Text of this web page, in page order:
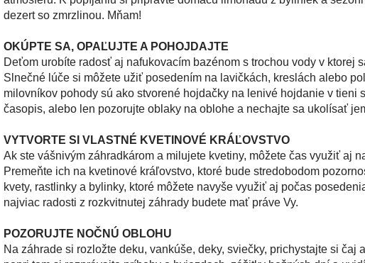
dezert so zmrzlinou. Mňam!
OKÚPTE SA, OPAĽUJTE A POHOJDAJTE
Deťom urobíte radosť aj nafukovacím bazénom s trochou vody v ktorej
Slnečné lúče si môžete užiť posedením na lavičkách, kreslách alebo
milovníkov pohody sú ako stvorené hojdačky na lenivé hojdanie v tieni
časopis, alebo len pozorujte oblaky na oblohe a nechajte sa ukolísať
VYTVORTE SI VLASTNÉ KVETINOVÉ KRÁĽOVSTVO
Ak ste vášnivým záhradkárom a milujete kvetiny, môžete čas využiť aj
Premeňte ich na kvetinové kráľovstvo, ktoré bude stredobodom
kvety, rastlinky a bylinky, ktoré môžete navyše využiť aj počas
najviac radosti z rozkvitnutej záhrady budete mať práve Vy.
POZORUJTE NOČNÚ OBLOHU
Na záhrade si rozložte deku, vankúše, deky, sviečky, prichystajte si čaj